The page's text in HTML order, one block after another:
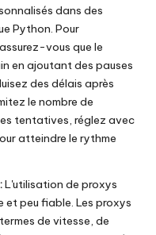
dans des
Python. Pour
vous que le
en ajoutant des pauses
des délais après
le nombre de
tentatives, réglez avec
atteindre le rythme
L'utilisation de proxys
et peu fiable. Les proxys
de vitesse, de